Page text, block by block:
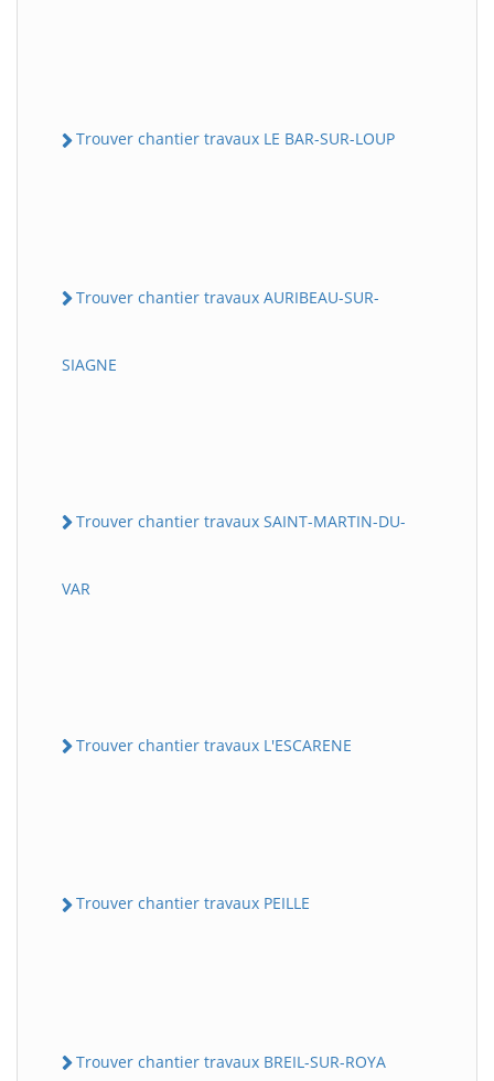
Trouver chantier travaux LE BAR-SUR-LOUP
Trouver chantier travaux AURIBEAU-SUR-
SIAGNE
Trouver chantier travaux SAINT-MARTIN-DU-
VAR
Trouver chantier travaux L'ESCARENE
Trouver chantier travaux PEILLE
Trouver chantier travaux BREIL-SUR-ROYA